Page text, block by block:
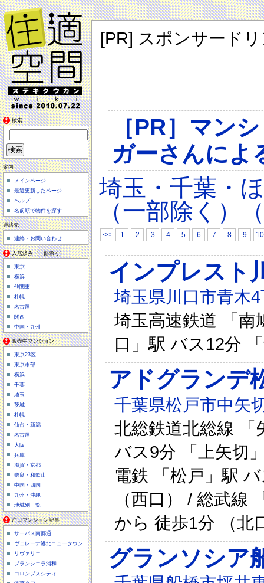
[PR] スポンサード
［PR］マン
ガーさんによ
埼玉・千葉・
（一部除く）
<< 1 2 3 4 5 6 7 8 9 10
インプレスト
埼玉県川口市青木
埼玉高速鉄道 「南
口」駅 バス12分
アドグランデ
千葉県松戸市中矢
北総鉄道北総線 「
バス9分 「上矢切
電鉄 「松戸」駅
（西口） / 総武線
から 徒歩1分 （北
グランソシア
検索
案内
メインページ
最近更新したページ
ヘルプ
名前順で物件を探す
連絡先
連絡・お問い合わせ
入居済み（一部除く）
東京
横浜
他関東
札幌
名古屋
関西
中国・九州
販売中マンション
東京23区
東京市部
横浜
千葉
埼玉
茨城
札幌
仙台・新潟
名古屋
大阪
兵庫
滋賀・京都
奈良・和歌山
中国・四国
九州・沖縄
地域別一覧
注目マンション記事
サーパス南郷通
ヴェレーナ港北ニュータウン
リヴァリエ
ブランシエラ浦和
コロンブスシティ